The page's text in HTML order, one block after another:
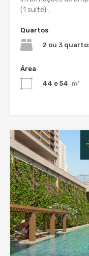
(1 suíte)…
Quartos
2 ou 3
Área
44 e 54 m²